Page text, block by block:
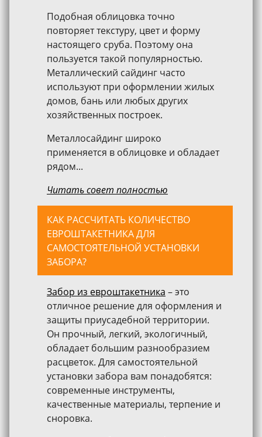
Подобная облицовка точно
повторяет текстуру, цвет и форму
настоящего сруба. Поэтому она
пользуется такой популярностью.
Металлический сайдинг часто
используют при оформлении жилых
домов, бань или любых других
хозяйственных построек.
Металлосайдинг широко
применяется в облицовке и обладает
рядом...
Читать совет полностью
КАК РАССЧИТАТЬ КОЛИЧЕСТВО
ЕВРОШТАКЕТНИКА ДЛЯ
САМОСТОЯТЕЛЬНОЙ УСТАНОВКИ
ЗАБОРА?
Забор из евроштакетника – это
отличное решение для оформления и
защиты приусадебной территории.
Он прочный, легкий, экологичный,
обладает большим разнообразием
расцветок. Для самостоятельной
установки забора вам понадобятся:
современные инструменты,
качественные материалы, терпение и
сноровка.